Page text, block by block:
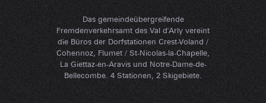
Das gemeindeübergreifende
Fremdenverkehrsamt des Val d'Arly vereint
die Büros der Dorfstationen Crest-Voland /
Cohennoz, Flumet / St-Nicolas-la-Chapelle,
La Giettaz-en-Aravis und Notre-Dame-de-
Bellecombe. 4 Stationen, 2 Skigebiete.